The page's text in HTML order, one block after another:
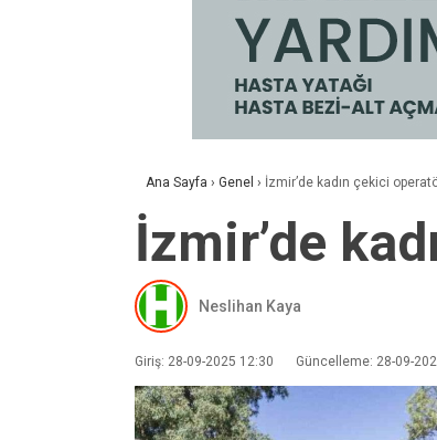
Ana Sayfa › Genel › İzmir’de kadın çekici
İzmir’de
Neslihan Kaya
Giriş: 28-09-2025 12:30 Güncelleme: 28-09-